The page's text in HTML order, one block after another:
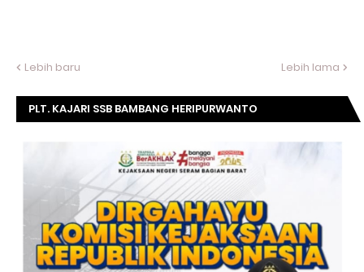
Lebih baru Lebih lama
PLT. KAJARI SSB BAMBANG HERIPURWANTO
KEJAKSAAN RI KE- 20 TAHUN.